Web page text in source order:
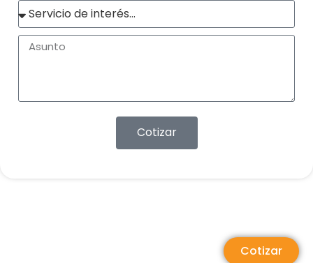
Cotizar
Cotizar